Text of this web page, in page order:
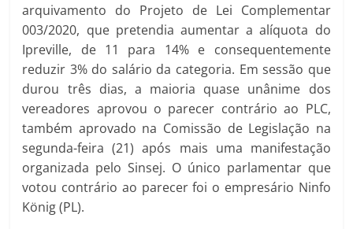
arquivamento do Projeto de Lei Complementar
003/2020, que pretendia aumentar a alíquota do
Ipreville, de 11 para 14% e consequentemente
reduzir 3% do salário da categoria. Em sessão que
durou três dias, a maioria quase unânime dos
vereadores aprovou o parecer contrário ao PLC,
também aprovado na Comissão de Legislação na
segunda-feira (21) após mais uma manifestação
organizada pelo Sinsej. O único parlamentar que
votou contrário ao parecer foi o empresário Ninfo
König (PL).